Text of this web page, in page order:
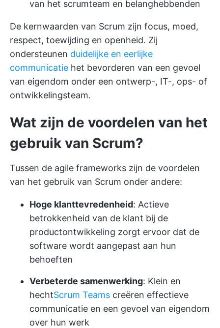
van het scrumteam en belanghebbenden
De kernwaarden van Scrum zijn focus, moed,
respect, toewijding en openheid. Zij
ondersteunen duidelijke en eerlijke
communicatie het bevorderen van een gevoel
van eigendom onder een ontwerp-, IT-, ops- of
ontwikkelingsteam.
Wat zijn de voordelen van het
gebruik van Scrum?
Tussen de agile frameworks zijn de voordelen
van het gebruik van Scrum onder andere:
Hoge klanttevredenheid: Actieve
betrokkenheid van de klant bij de
productontwikkeling zorgt ervoor dat de
software wordt aangepast aan hun
behoeften
Verbeterde samenwerking: Klein en
hechtScrum Teams creëren effectieve
communicatie en een gevoel van eigendom
over hun werk